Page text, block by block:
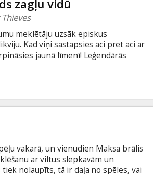
zagļu vidū
meklētāju uzsāk episkus
Kad viņi sastapsies aci pret aci ar
jaunā līmenī! Leģendārās
filmā “Dungeons&Dragons:
latviešu un krievu valodā.
vakarā, un vienudien Maksa brālis
ar viltus slepkavām un
nolaupīts, tā ir daļa no spēles, vai